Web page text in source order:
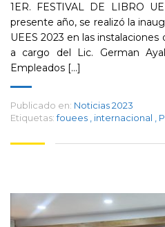
1ER. FESTIVAL DE LIBRO
presente año, se realizó la
UEES 2023 en las
a cargo del Lic. German
Empleados [...]
Publicado en: Noticias 2023
Etiquetas: fouees internacional